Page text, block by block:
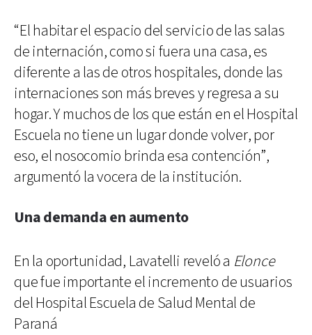
“El habitar el espacio del servicio de las salas
de internación, como si fuera una casa, es
diferente a las de otros hospitales, donde las
internaciones son más breves y regresa a su
hogar. Y muchos de los que están en el Hospital
Escuela no tiene un lugar donde volver, por
eso, el nosocomio brinda esa contención”,
argumentó la vocera de la institución.
Una demanda en aumento
En la oportunidad, Lavatelli reveló a Elonce
que fue importante el incremento de usuarios
del Hospital Escuela de Salud Mental de
Paraná